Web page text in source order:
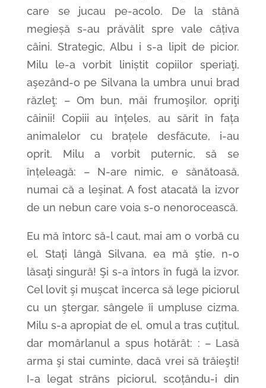
care se jucau pe-acolo. De la stână
megieșă s-au prăvălit spre vale câțiva
câini. Strategic, Albu i s-a lipit de picior.
Milu le-a vorbit liniștit copiilor speriaţi,
aşezând-o pe Silvana la umbra unui brad
răzleţ: – Om bun, măi frumoşilor, opriţi
câinii! Copiii au înțeles, au sărit în fața
animalelor cu brațele desfăcute, i-au
oprit. Milu a vorbit puternic, să se
înțeleagă: – N-are nimic, e sănătoasă,
numai că a leşinat. A fost atacată la izvor
de un nebun care voia s-o nenorocească.
Eu mă întorc să-l caut, mai am o vorbă cu
el. Stați lângă Silvana, ea mă ştie, n-o
lăsaţi singură! Şi s-a întors în fugă la izvor.
Cel lovit şi muşcat încerca să lege piciorul
cu un ştergar, sângele îi umpluse cizma.
Milu s-a apropiat de el, omul a tras cuțitul,
dar momârlanul a spus hotărât: : – Lasă
arma şi stai cuminte, dacă vrei să trăieşti!
I-a legat strâns piciorul, scoțându-i din